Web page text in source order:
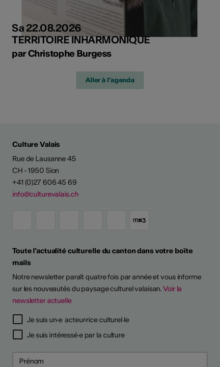
Sa 22.08.2026
TERRITOIRE INHARMONIQUE
par Christophe Burgess
Aller à l'agenda
Culture Valais
Rue de Lausanne 45
CH - 1950 Sion
+41 (0)27 606 45 69
info@culturevalais.ch
Toute l'actualité culturelle du canton dans votre boîte
mails
Notre newsletter paraît quatre fois par année et vous informe
sur les nouveautés du paysage culturel valaisan.Voir la
newsletter actuelle
Je suis un·e acteur·rice culturel·le
Je suis intéressé·e par la culture